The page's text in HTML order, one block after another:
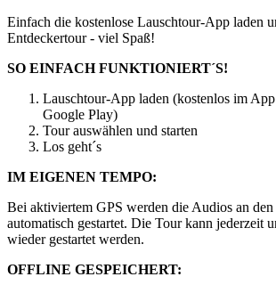
Einfach die kostenlose Lauschtour-App laden
Entdeckertour - viel Spaß!
SO EINFACH FUNKTIONIERT´S!
Lauschtour-App laden (kostenlos im
Google Play)
Tour auswählen und starten
Los geht´s
IM EIGENEN TEMPO:
Bei aktiviertem GPS werden die Audios an
automatisch gestartet. Die Tour kann jederzeit
wieder gestartet werden.
OFFLINE GESPEICHERT: